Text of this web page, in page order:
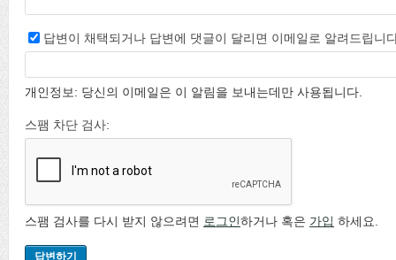
답변이 채택되거나 답변에 댓글이 달리면 이메일로 알려드립니
개인정보: 당신의 이메일은 이 알림을 보내는데만 사용됩니다.
스팸 차단 검사:
스팸 검사를 다시 받지 않으려면 로그인하거나 혹은 가입 하세요.